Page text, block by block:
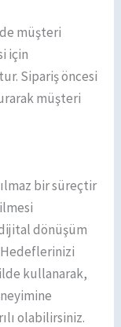
müşteri
için
Sipariş öncesi
müşteri
bir süreçtir
dönüşüm
kullanarak,
olabilirsiniz.